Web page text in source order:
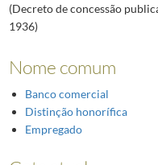
(Decreto de concessão
1936)
Nome comum
Banco comercial
Distinção honorífica
Empregado